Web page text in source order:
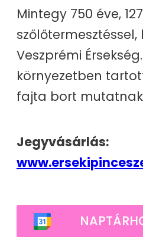
Mintegy 750 éve,
Veszprémi
környezetben
fajta bort
Jegyvásárlás: